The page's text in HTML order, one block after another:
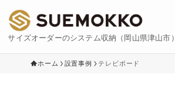
サイズオーダーのシステム収納（岡山県津山市）
ホーム 設置事例 テレビボード